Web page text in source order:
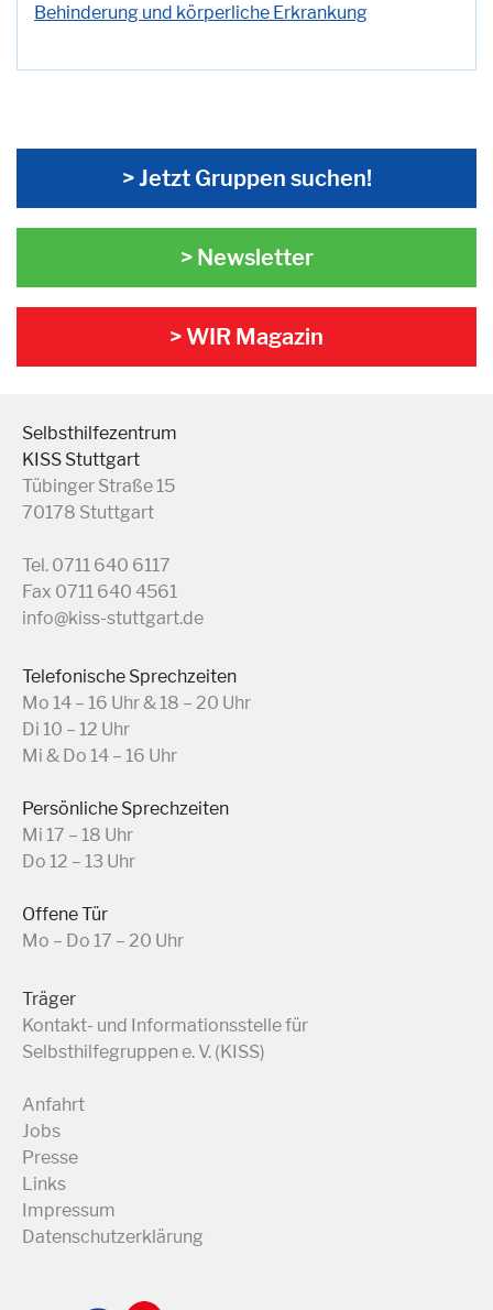
Behinderung und körperliche Erkrankung
> Jetzt Gruppen suchen!
> Newsletter
> WIR Magazin
Selbsthilfezentrum
KISS Stuttgart
Tübinger Straße 15
70178 Stuttgart
Tel. 0711 640 6117
Fax 0711 640 4561
info@kiss-stuttgart.de
Telefonische Sprechzeiten
Mo 14 – 16 Uhr & 18 – 20 Uhr
Di 10 – 12 Uhr
Mi & Do 14 – 16 Uhr
Persönliche Sprechzeiten
Mi 17 – 18 Uhr
Do 12 – 13 Uhr
Offene Tür
Mo – Do 17 – 20 Uhr
Träger
Kontakt- und Informationsstelle für
Selbsthilfegruppen e. V. (KISS)
Anfahrt
Jobs
Presse
Links
Impressum
Datenschutzerklärung